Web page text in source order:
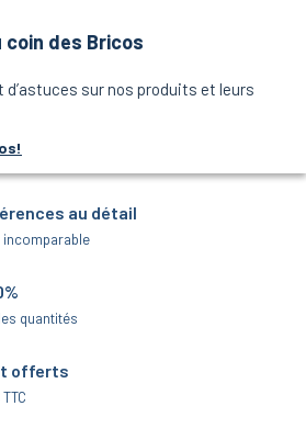
coin des Bricos
d’astuces sur nos produits et leurs
au détail
incomparable
quantités
offerts